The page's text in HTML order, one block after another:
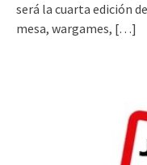
será la cuarta edición
mesa, wargames, […]